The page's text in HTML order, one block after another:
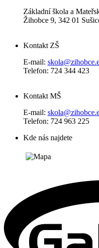
Základní škola a
Žihobce 9, 342 01
Kontakt ZŠ
E-mail:
Telefon: 724 344 423
Kontakt MŠ
E-mail:
Telefon: 724 963 225
Kde nás najdete